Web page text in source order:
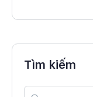
Tìm kiếm